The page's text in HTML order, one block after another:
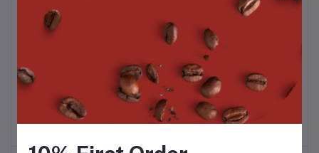
Black Mountain (BM)
Intercof x Roaster
฿242.00
หยิบใส่ตะกร้า
Miachael Angelo
฿315.00